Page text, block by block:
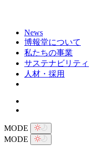
News
博報堂について
私たちの事業
サステナビリティ
人材・採用
MODE
MODE